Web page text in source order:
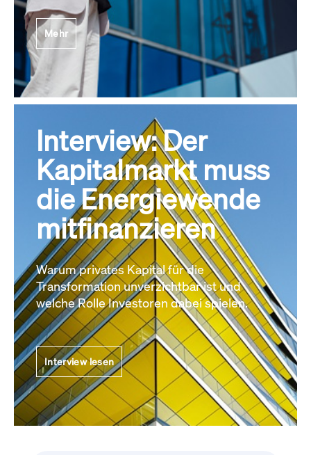
Mehr
Interview: Der
Kapitalmarkt muss
die Energiewende
mitfinanzieren
Warum privates Kapital für die
Transformation unverzichtbar ist und
welche Rolle Investoren dabei spielen.
Interview lesen